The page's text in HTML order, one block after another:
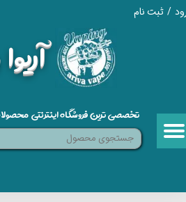
/ ثبت نام
حساب کاربری من
خروج از حساب کاربری
تخصصی ترین فروشگاه اینترنتی